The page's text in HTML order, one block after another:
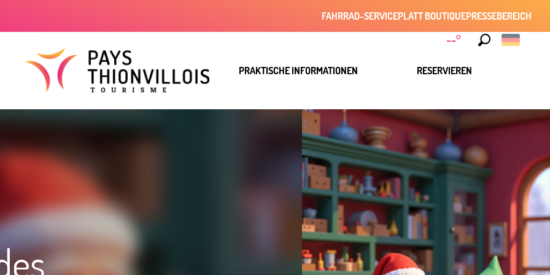
--°
FAHRRAD-SERVICEPLATT BOUTIQUEPRESSEBEREICH
PRAKTISCHE INFORMATIONEN RESERVIEREN